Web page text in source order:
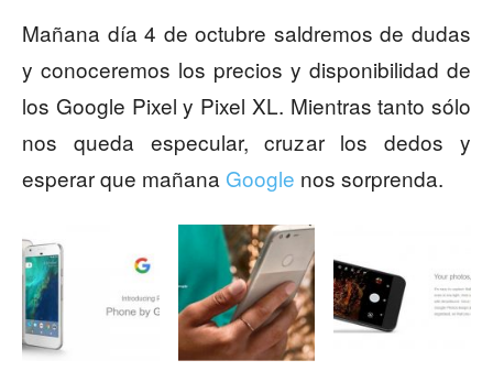
Mañana día 4 de octubre saldremos de dudas
y conoceremos los precios y disponibilidad de
los Google Pixel y Pixel XL. Mientras tanto sólo
nos queda especular, cruzar los dedos y
esperar que mañana Google nos sorprenda.